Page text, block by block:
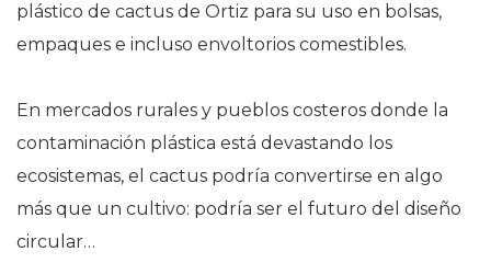
plástico de cactus de Ortiz para su uso en bolsas,
empaques e incluso envoltorios comestibles.
En mercados rurales y pueblos costeros donde la
contaminación plástica está devastando los
ecosistemas, el cactus podría convertirse en algo
más que un cultivo: podría ser el futuro del diseño
circular…